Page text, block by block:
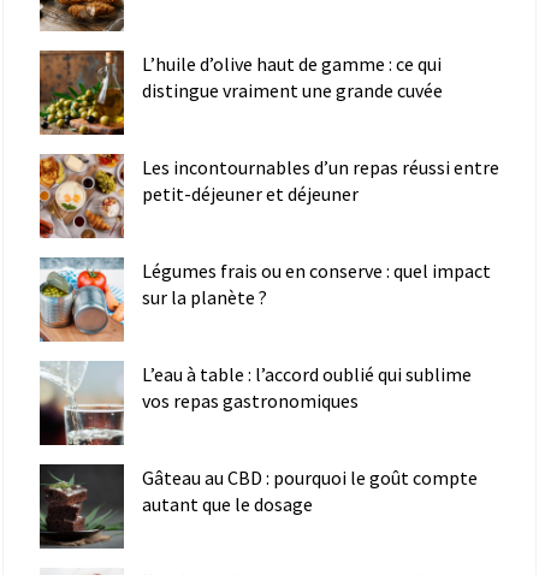
L’huile d’olive haut de gamme : ce qui
distingue vraiment une grande cuvée
Les incontournables d’un repas réussi entre
petit-déjeuner et déjeuner
Légumes frais ou en conserve : quel impact
sur la planète ?
L’eau à table : l’accord oublié qui sublime
vos repas gastronomiques
Gâteau au CBD : pourquoi le goût compte
autant que le dosage